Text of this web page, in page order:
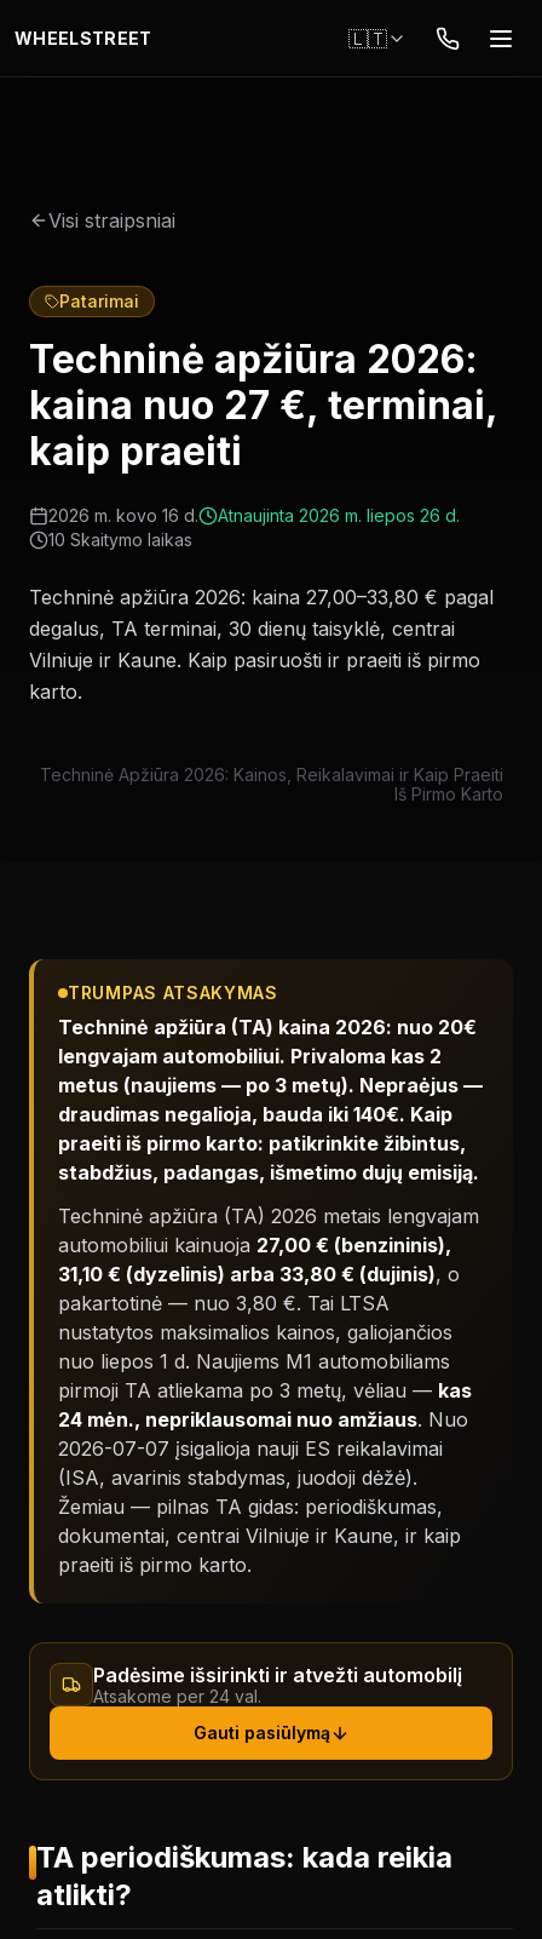
WHEELSTREET 🇱🇹
Visi straipsniai
Patarimai
Techninė apžiūra 2026:
kaina nuo 27 €, terminai,
kaip praeiti
2026 m. kovo 16 d. Atnaujinta 2026 m. liepos 26 d.
10 Skaitymo laikas
Techninė apžiūra 2026: kaina 27,00–33,80 € pagal
degalus, TA terminai, 30 dienų taisyklė, centrai
Vilniuje ir Kaune. Kaip pasiruošti ir praeiti iš pirmo
karto.
Techninė Apžiūra 2026: Kainos, Reikalavimai ir Kaip Praeiti
Iš Pirmo Karto
TRUMPAS ATSAKYMAS
Techninė apžiūra (TA) kaina 2026: nuo 20€
lengvajam automobiliui. Privaloma kas 2
metus (naujiems — po 3 metų). Nepraėjus —
draudimas negalioja, bauda iki 140€. Kaip
praeiti iš pirmo karto: patikrinkite žibintus,
stabdžius, padangas, išmetimo dujų emisiją.
Techninė apžiūra (TA) 2026 metais lengvajam
automobiliui kainuoja 27,00 € (benzininis),
31,10 € (dyzelinis) arba 33,80 € (dujinis), o
pakartotinė — nuo 3,80 €. Tai LTSA
nustatytos maksimalios kainos, galiojančios
nuo liepos 1 d. Naujiems M1 automobiliams
pirmoji TA atliekama po 3 metų, vėliau — kas
24 mėn., nepriklausomai nuo amžiaus. Nuo
2026-07-07 įsigalioja nauji ES reikalavimai
(ISA, avarinis stabdymas, juodoji dėžė).
Žemiau — pilnas TA gidas: periodiškumas,
dokumentai, centrai Vilniuje ir Kaune, ir kaip
praeiti iš pirmo karto.
Padėsime išsirinkti ir atvežti automobilį
Atsakome per 24 val.
Gauti pasiūlymą
TA periodiškumas: kada reikia
atlikti?